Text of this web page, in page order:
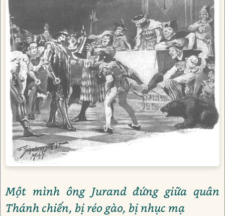
Một mình ông Jurand đứng giữa quân
Thánh chiến, bị réo gào, bị nhục mạ